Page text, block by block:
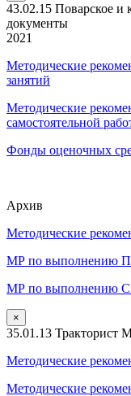
43.02.15 Поварское и
документы
2021
Методические
занятий
Методические
самостоятельной
Фонды оценочных
Архив
Методические
МР по выполнению
МР по выполнению
×
35.01.13 Тракторист
Методические
Методические